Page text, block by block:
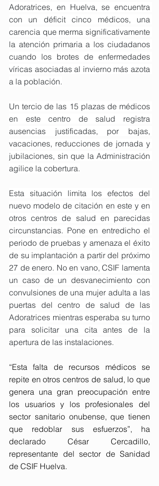
Adoratrices, en Huelva, se encuentra
con un déficit cinco médicos, una
carencia que merma significativamente
la atención primaria a los ciudadanos
cuando los brotes de enfermedades
víricas asociadas al invierno más azota
a la población.
Un tercio de las 15 plazas de médicos
en este centro de salud registra
ausencias justificadas, por bajas,
vacaciones, reducciones de jornada y
jubilaciones, sin que la Administración
agilice la cobertura.
Esta situación limita los efectos del
nuevo modelo de citación en este y en
otros centros de salud en parecidas
circunstancias. Pone en entredicho el
periodo de pruebas y amenaza el éxito
de su implantación a partir del próximo
27 de enero. No en vano, CSIF lamenta
un caso de un desvanecimiento con
convulsiones de una mujer adulta a las
puertas del centro de salud de las
Adoratrices mientras esperaba su turno
para solicitar una cita antes de la
apertura de las instalaciones.
“Esta falta de recursos médicos se
repite en otros centros de salud, lo que
genera una gran preocupación entre
los usuarios y los profesionales del
sector sanitario onubense, que tienen
que redoblar sus esfuerzos”, ha
declarado César Cercadillo,
representante del sector de Sanidad
de CSIF Huelva.